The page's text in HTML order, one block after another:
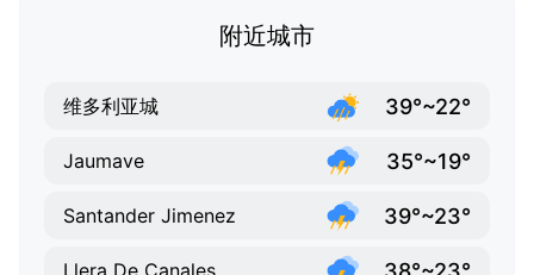
附近城市
维多利亚城 39°~22°
Jaumave 35°~19°
Santander Jimenez 39°~23°